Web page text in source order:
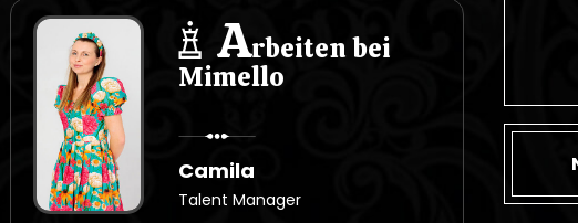
Arbeiten bei
Mimello
Camila
Talent Manager